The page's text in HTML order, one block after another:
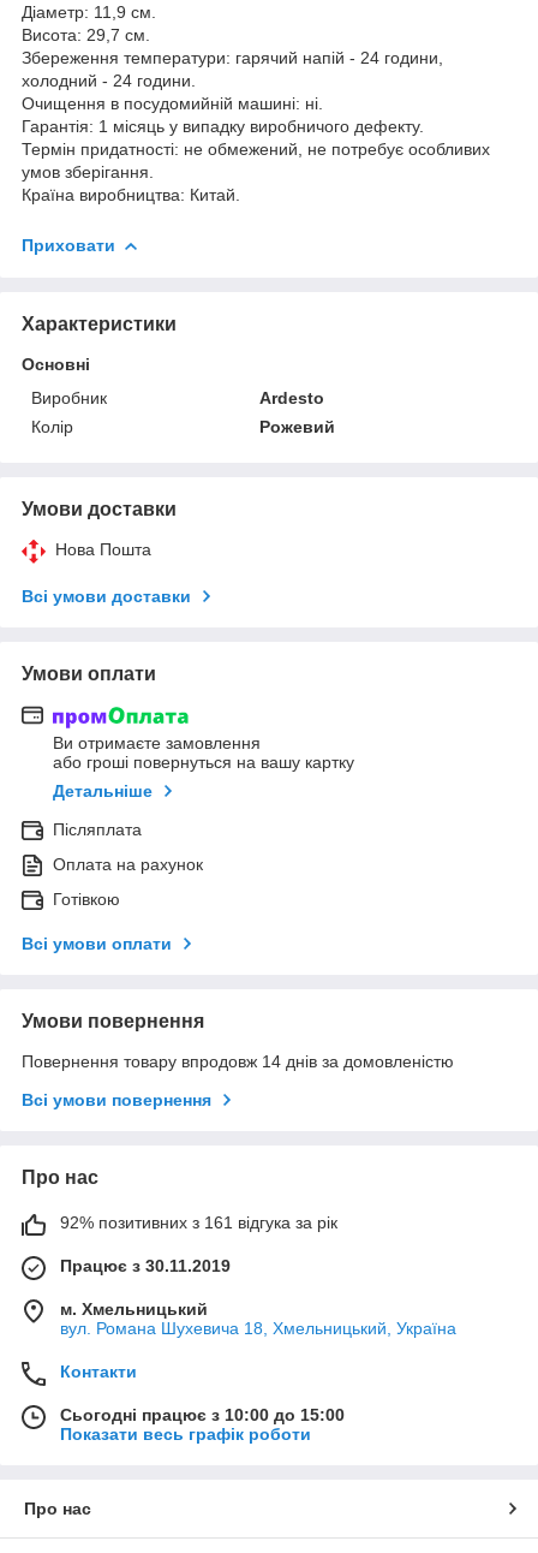
Діаметр: 11,9 см.
Висота: 29,7 см.
Збереження температури: гарячий напій - 24 години,
холодний - 24 години.
Очищення в посудомийній машині: ні.
Гарантія: 1 місяць у випадку виробничого дефекту.
Термін придатності: не обмежений, не потребує особливих
умов зберігання.
Країна виробництва: Китай.
Приховати
Характеристики
Основні
Виробник
Ardesto
Колір
Рожевий
Умови доставки
Нова Пошта
Всі умови доставки
Умови оплати
Ви отримаєте замовлення
або гроші повернуться на вашу картку
Детальніше
Післяплата
Оплата на рахунок
Готівкою
Всі умови оплати
Умови повернення
Повернення товару впродовж 14 днів за домовленістю
Всі умови повернення
Про нас
92% позитивних з 161 відгука за рік
Працює з 30.11.2019
м. Хмельницький
вул. Романа Шухевича 18, Хмельницький, Україна
Контакти
Сьогодні працює з 10:00 до 15:00
Показати весь графік роботи
Про нас